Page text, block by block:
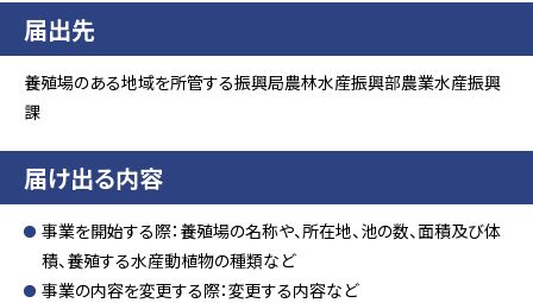
届出先
養殖場のある地域を所管する振興局農林水産振興部農業水産振興
課
届け出る内容
事業を開始する際：養殖場の名称や、所在地、池の数、面積及び体
積、養殖する水産動植物の種類など
事業の内容を変更する際：変更する内容など